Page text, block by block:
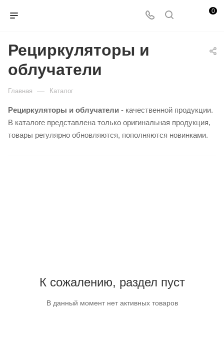
0
Рециркуляторы и
облучатели
Главная — Каталог
Рециркуляторы и облучатели - качественной продукции.
В каталоге представлена только оригинальная продукция,
товары регулярно обновляются, пополняются новинками.
К сожалению, раздел пуст
В данный момент нет активных товаров